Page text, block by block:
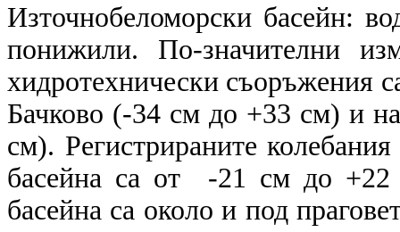
Източнобеломорски басейн:
понижили. По-значителни
хидротехнически съоръжения
Бачково (-34 см до +33 см) и
см). Регистрираните
басейна са от -21 см до +22
басейна са около и под